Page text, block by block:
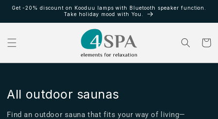
directamente
Get -20% discount on Kooduu lamps with Bluetooth speaker function.
Take holiday mood with You.
Carrito
C
o
All outdoor saunas
Find an outdoor sauna that fits your way of living—